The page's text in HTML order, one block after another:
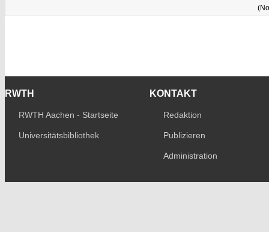
RWTH
RWTH Aachen - Startseite
Universitätsbibliothek
KONTAKT
Redaktion
Publizieren
Administration